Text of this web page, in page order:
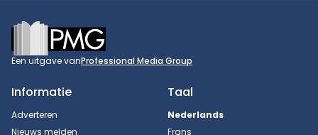
Footer
Een uitgave vanProfessional Media Group
Informatie
Adverteren
Nieuws melden
Taal
Nederlands
Frans